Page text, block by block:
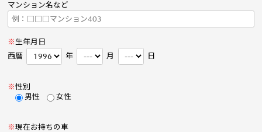
マンション名など
※生年月日
西暦
年 月 日
※性別
男性
女性
※現在お持ちの車